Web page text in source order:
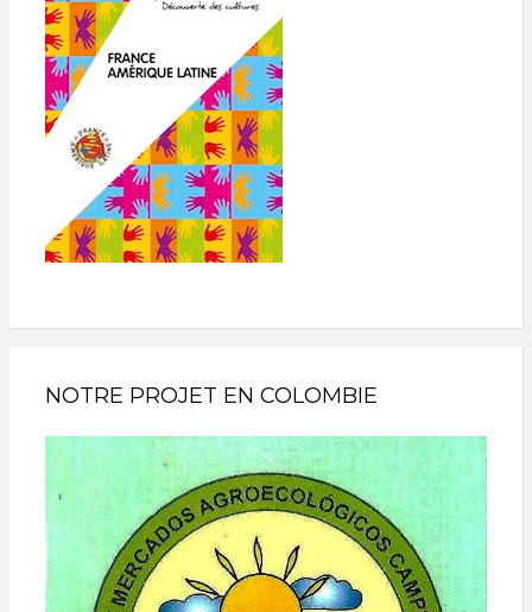
NOTRE PROJET EN COLOMBIE